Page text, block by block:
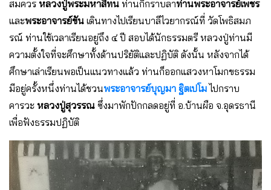
สมควร หลวงปู่พระมหาสีทน ท่านก็กราบลาท่านพระอาจารย์เพชร
และพระอาจารย์ขัน เดินทางไปเรียนบาลีไวยากรณ์ที่ วัดโพธิสมภ
รณ์ ท่านใช้เวลาเรียนอยู่ถึง ๔ ปี สอบได้นักธรรมตรี หลวงปู่ท่านมี
ความตั้งใจที่จะศึกษาทั้งด้านปริยัติและปฏิบัติ ดังนั้น หลังจากได้
ศึกษาเล่าเรียนพอเป็นแนวทางแล้ว ท่านก็ออกแสวงหาโมกขธรรม
มีอยู่ครั้งหนึ่งท่านได้ชวนพระอาจารย์บุญมา ฐิตเปโมไปกราบ
คารวะ หลวงปู่สุวรรณ ซึ่งมาพักปักกลดอยู่ที่ อ.บ้านผือ จ.อุดรธานี
เพื่อฟังธรรมปฏิบัติ